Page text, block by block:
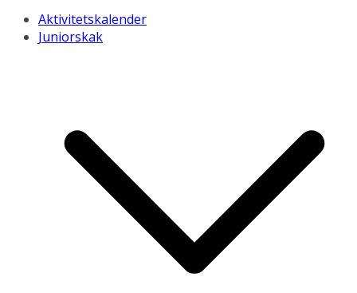
Aktivitetskalender
Juniorskak